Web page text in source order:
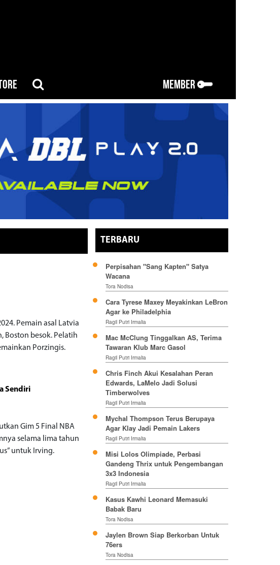
MEMBER
Pemain asal Latvia
Boston besok. Pelatih
Porzingis.
Sendiri
Gim 5 Final NBA
selama lima tahun
untuk Irving.
TERBARU
Perpisahan "Sang Kapten" Satya
Wacana
Tora Nodisa
Cara Tyrese Maxey Meyakinkan LeBron
Agar ke Philadelphia
Ragil Putri Irmalia
Mac McClung Tinggalkan AS, Terima
Tawaran Klub Marc Gasol
Ragil Putri Irmalia
Chris Finch Akui Kesalahan Peran
Edwards, LaMelo Jadi Solusi
Timberwolves
Ragil Putri Irmalia
Mychal Thompson Terus Berupaya
Agar Klay Jadi Pemain Lakers
Ragil Putri Irmalia
Misi Lolos Olimpiade, Perbasi
Gandeng Thrix untuk Pengembangan
3x3 Indonesia
Ragil Putri Irmalia
Kasus Kawhi Leonard Memasuki
Babak Baru
Tora Nodisa
Jaylen Brown Siap Berkorban Untuk
76ers
Tora Nodisa